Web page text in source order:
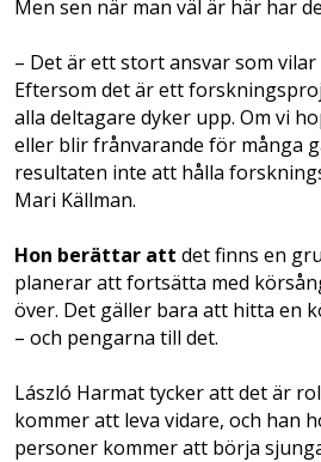
Men sen när man väl är här har
– Det är ett stort ansvar som vilar
Eftersom det är ett
alla deltagare dyker upp. Om vi
eller blir frånvarande för många
resultaten inte att hålla
Mari Källman.
Hon berättar att det finns en
planerar att fortsätta med
över. Det gäller bara att hitta en
– och pengarna till det.
László Harmat tycker att det är
kommer att leva vidare, och han
personer kommer att börja